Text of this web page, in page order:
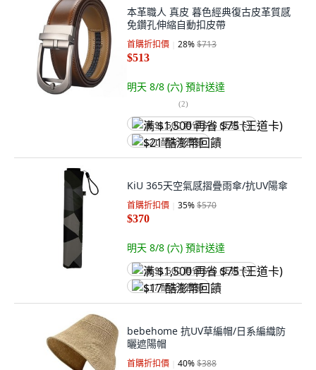
本革職人 真皮 暮色經典復古皮革質感
免鑽孔伸縮自動扣皮帶
首購折扣價 28%$713
$513
明天 8/8 (六) 預計送達
(2)
满 $1,500 再省 $75 (王道卡)
$21 酷澎幣回饋
KiU 365天空氣感摺疊雨傘/抗UV陽傘
首購折扣價 35%$570
$370
明天 8/8 (六) 預計送達
满 $1,500 再省 $75 (王道卡)
$17 酷澎幣回饋
bebehome 抗UV草編帽/日系編織防
曬遮陽帽
首購折扣價 40%$388